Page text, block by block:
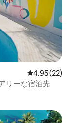
レビュー22
4.95 (22)
リーな宿泊先